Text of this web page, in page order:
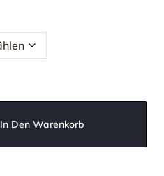
In Den Warenkorb